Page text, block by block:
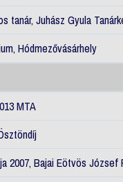
tanár, Juhász Gyula
Hódmezővásárhely
MTA
2007, Bajai Eötvös